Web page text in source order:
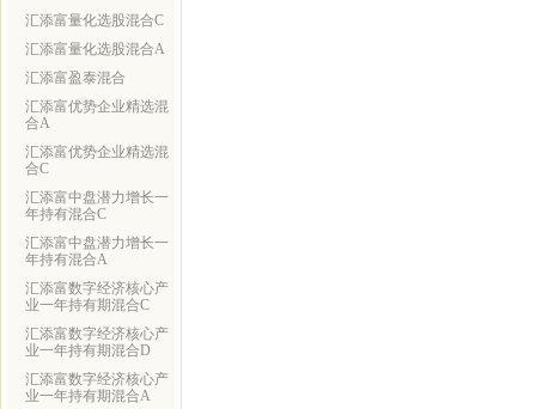
汇添富量化选股混合C
汇添富量化选股混合A
汇添富盈泰混合
汇添富优势企业精选混
合A
汇添富优势企业精选混
合C
汇添富中盘潜力增长一
年持有混合C
汇添富中盘潜力增长一
年持有混合A
汇添富数字经济核心产
业一年持有期混合C
汇添富数字经济核心产
业一年持有期混合D
汇添富数字经济核心产
业一年持有期混合A